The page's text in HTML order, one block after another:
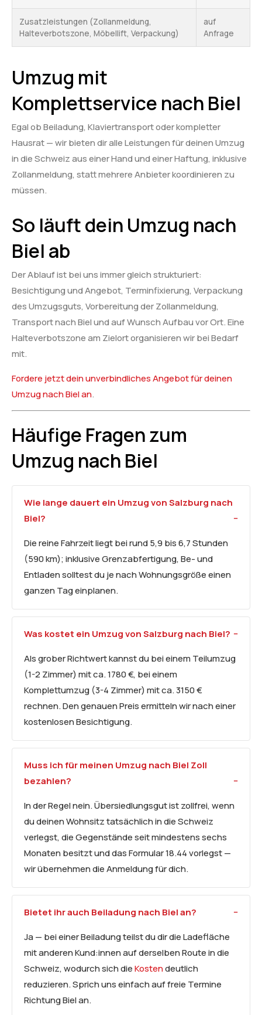
Zusatzleistungen (Zollanmeldung,
Halteverbotszone, Möbellift, Verpackung)
auf
Anfrage
Umzug mit
Komplettservice nach Biel
Egal ob Beiladung, Klaviertransport oder kompletter
Hausrat — wir bieten dir alle Leistungen für deinen Umzug
in die Schweiz aus einer Hand und einer Haftung, inklusive
Zollanmeldung, statt mehrere Anbieter koordinieren zu
müssen.
So läuft dein Umzug nach
Biel ab
Der Ablauf ist bei uns immer gleich strukturiert:
Besichtigung und Angebot, Terminfixierung, Verpackung
des Umzugsguts, Vorbereitung der Zollanmeldung,
Transport nach Biel und auf Wunsch Aufbau vor Ort. Eine
Halteverbotszone am Zielort organisieren wir bei Bedarf
mit.
Fordere jetzt dein unverbindliches Angebot für deinen
Umzug nach Biel an.
Häufige Fragen zum
Umzug nach Biel
Wie lange dauert ein Umzug von Salzburg nach
Biel?
Die reine Fahrzeit liegt bei rund 5,9 bis 6,7 Stunden
(590 km); inklusive Grenzabfertigung, Be- und
Entladen solltest du je nach Wohnungsgröße einen
ganzen Tag einplanen.
Was kostet ein Umzug von Salzburg nach Biel?
Als grober Richtwert kannst du bei einem Teilumzug
(1-2 Zimmer) mit ca. 1780 €, bei einem
Komplettumzug (3-4 Zimmer) mit ca. 3150 €
rechnen. Den genauen Preis ermitteln wir nach einer
kostenlosen Besichtigung.
Muss ich für meinen Umzug nach Biel Zoll
bezahlen?
In der Regel nein. Übersiedlungsgut ist zollfrei, wenn
du deinen Wohnsitz tatsächlich in die Schweiz
verlegst, die Gegenstände seit mindestens sechs
Monaten besitzt und das Formular 18.44 vorlegst —
wir übernehmen die Anmeldung für dich.
Bietet ihr auch Beiladung nach Biel an?
Ja — bei einer Beiladung teilst du dir die Ladefläche
mit anderen Kund:innen auf derselben Route in die
Schweiz, wodurch sich dieKostendeutlich
reduzieren. Sprich uns einfach auf freie Termine
Richtung Biel an.